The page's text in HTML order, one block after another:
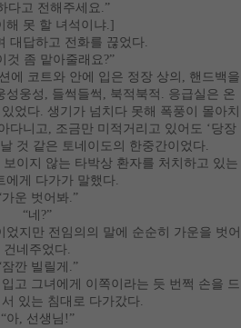
다고 전해주세요 .”
해 못 할 녀석이냐.]
대답하고 전화를 끊었다.
것 좀 맡아줄래요 ?”
에 코트와 안에 입은 정장 상의 , 핸드백을
성웅성 , 들썩들썩 , 북적북적 . 응급실은 온
었다. 생기가 넘치다 못해 폭풍이 몰아치
다니고, 조금만 미적거리고 있어도 ‘ 당장
것 같은 토네이도의 한중간이었다.
이지 않는 타박상 환자를 처치하고 있는
에게 다가가 말했다.
가운 벗어봐.”
“네 ?”
지만 전임의의 말에 순순히 가운을 벗어
건네주었다.
잠깐 빌릴게 .”
고 그녀에게 이쪽이라는 듯 번쩍 손을 드
있는 침대로 다가갔다.
“아, 선생님 !”